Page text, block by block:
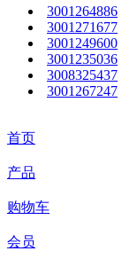
3001264886
3001271677
3001249600
3001235036
3008325437
3001267247
首页
产品
购物车
会员